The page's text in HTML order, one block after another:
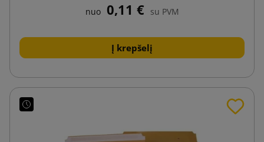
nuo 0,11 € su PVM
Į krepšelį